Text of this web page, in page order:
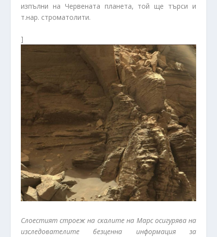
изпълни на Червената планета, той ще търси и
т.нар. строматолити.
]
Слоестият строеж на скалите на Марс осигурява на
изследователите безценна информация за